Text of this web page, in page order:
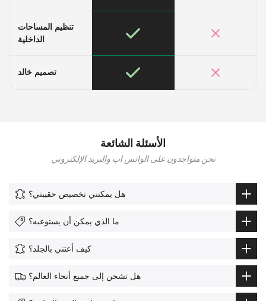
تنظيم المساحات
الداخلية
تصميم خالد
الأسئلة الشائعة
نحن متواجدون على الواتس اب والبريد الإلكتروني
هل يمكنني تخصيص حقيبتي؟
ما الذي يمكن أن يستوعبه؟
كيف أعتني بالجلد؟
هل تشحن إلى جميع أنحاء العالم؟